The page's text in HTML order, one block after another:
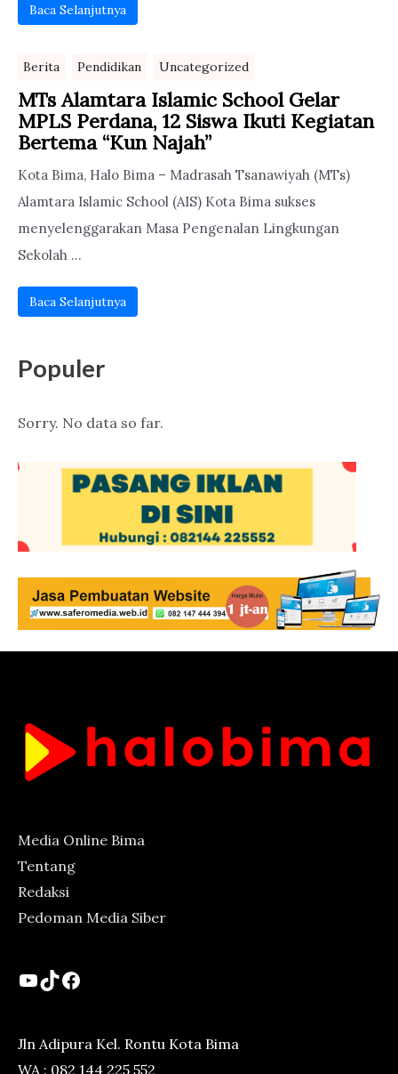
Baca Selanjutnya
Berita Pendidikan Uncategorized
MTs Alamtara Islamic School Gelar
MPLS Perdana, 12 Siswa Ikuti Kegiatan
Bertema “Kun Najah”
Kota Bima, Halo Bima – Madrasah Tsanawiyah (MTs)
Alamtara Islamic School (AIS) Kota Bima sukses
menyelenggarakan Masa Pengenalan Lingkungan
Sekolah ...
Baca Selanjutnya
Populer
Sorry. No data so far.
Media Online Bima
Tentang
Redaksi
Pedoman Media Siber
YouTube
TikTok
Facebook
Jln Adipura Kel. Rontu Kota Bima
WA : 082 144 225 552